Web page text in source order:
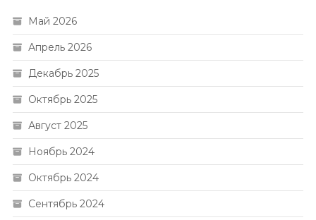
Май 2026
Апрель 2026
Декабрь 2025
Октябрь 2025
Август 2025
Ноябрь 2024
Октябрь 2024
Сентябрь 2024